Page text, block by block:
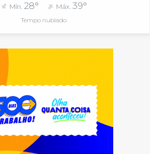
Mín. 28° Máx. 39°
Tempo nublado